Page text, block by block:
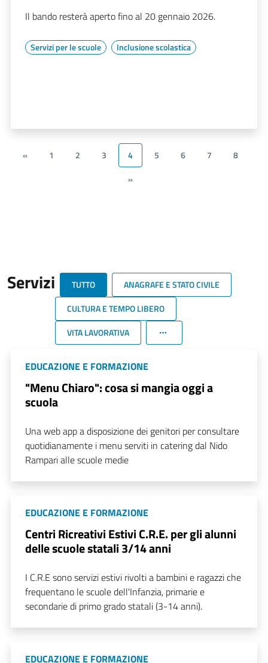
Il bando resterà aperto fino al 20 gennaio 2026.
Servizi per le scuole Inclusione scolastica
« 1 2 3 4 5 6 7
8
»
Servizi TUTTO
ANAGRAFE E STATO CIVILE
CULTURA E TEMPO LIBERO
VITA LAVORATIVA
EDUCAZIONE E FORMAZIONE
"Menu Chiaro": cosa si mangia oggi a
scuola
Una web app a disposizione dei genitori per consultare
quotidianamente i menu serviti in catering dal Nido
Rampari alle scuole medie
EDUCAZIONE E FORMAZIONE
Centri Ricreativi Estivi C.R.E. per gli alunni
delle scuole statali 3/14 anni
I C.R.E sono servizi estivi rivolti a bambini e ragazzi che
frequentano le scuole dell'Infanzia, primarie e
secondarie di primo grado statali (3-14 anni).
EDUCAZIONE E FORMAZIONE